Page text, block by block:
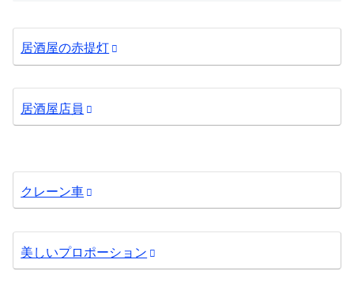
居酒屋の赤提灯
居酒屋店員
クレーン車
美しいプロポーション